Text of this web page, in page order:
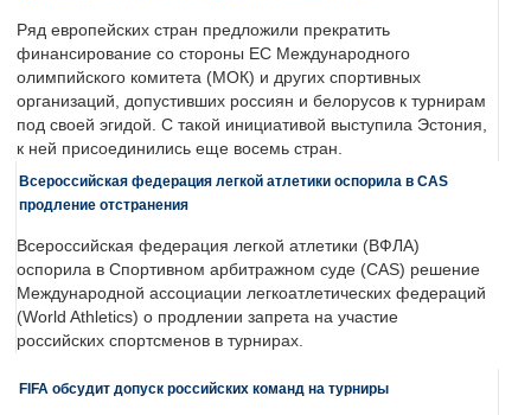
Ряд европейских стран предложили прекратить
финансирование со стороны ЕС Международного
олимпийского комитета (МОК) и других спортивных
организаций, допустивших россиян и белорусов к турнирам
под своей эгидой. С такой инициативой выступила Эстония,
к ней присоединились еще восемь стран.
Всероссийская федерация легкой атлетики оспорила в CAS
продление отстранения
Всероссийская федерация легкой атлетики (ВФЛА)
оспорила в Спортивном арбитражном суде (CAS) решение
Международной ассоциации легкоатлетических федераций
(World Athletics) о продлении запрета на участие
российских спортсменов в турнирах.
FIFA обсудит допуск российских команд на турниры